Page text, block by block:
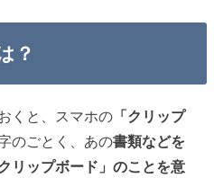
？
くと、スマホの 「クリップ
のごとく、あの書類などを
リップボード」のことを意